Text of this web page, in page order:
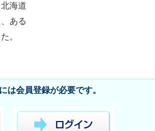
海道
ある
。
は会員登録が必要です。